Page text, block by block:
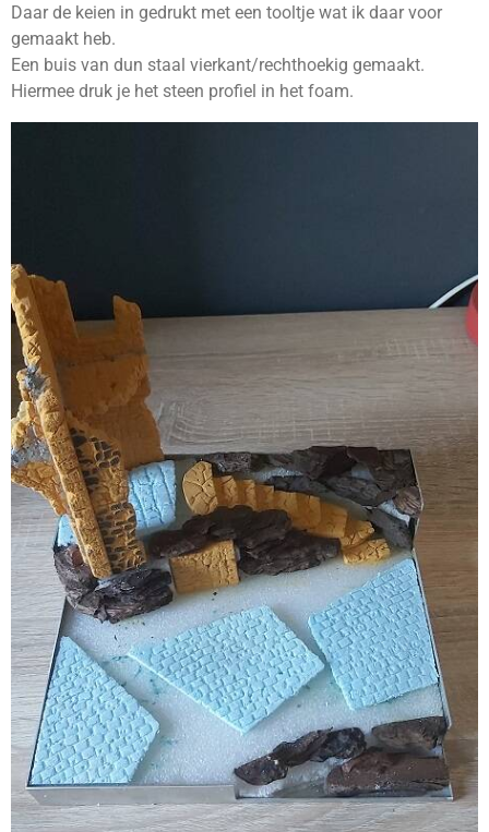
Daar de keien in gedrukt met een tooltje wat ik daar voor
gemaakt heb.
Een buis van dun staal vierkant/rechthoekig gemaakt.
Hiermee druk je het steen profiel in het foam.